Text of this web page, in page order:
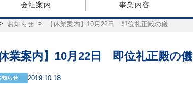
会社案内 事業内容
お知らせ 【休業案内】10月22日 即位礼正殿の儀
休業案内】10月22日 即位礼正殿の儀
知らせ 2019.10.18